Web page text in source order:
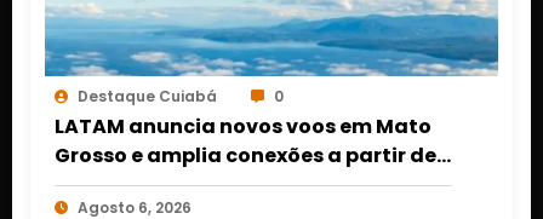
Destaque Cuiabá 0
LATAM anuncia novos voos em Mato
Grosso e amplia conexões a partir de
Cuiabá e Rondonópolis
Agosto 6, 2026